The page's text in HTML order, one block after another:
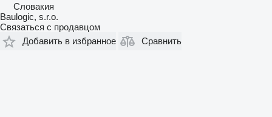
Словакия
Baulogic, s.r.o.
Связаться с продавцом
Добавить в избранное
Сравнить